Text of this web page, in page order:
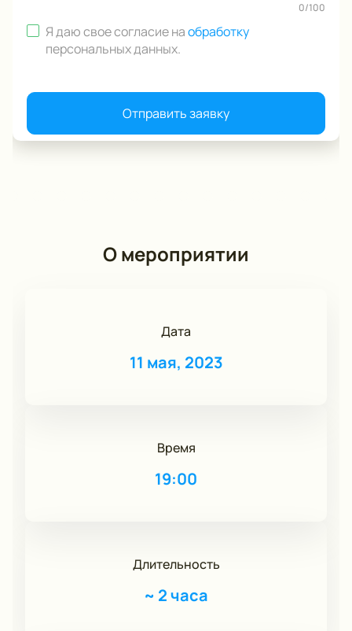
0/100
Я даю свое согласие наобработку
персональных данных.
Отправить заявку
О мероприятии
Дата
11 мая, 2023
Время
19:00
Длительность
~ 2 часа